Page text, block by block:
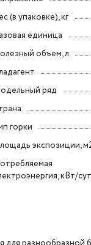
(в упаковке), кг
единица
объем, л
ряд
горки
экспозиции,
кВт/